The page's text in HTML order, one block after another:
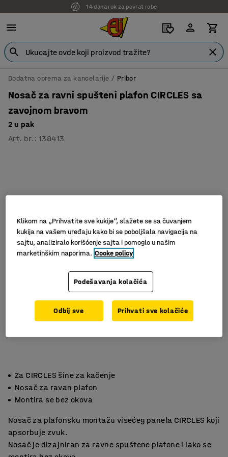
14 dana rok za povrat robe
Dodatna oprema za kancelarije Pribor
Nosač za ravni spušteni plafon CIRCLES sa
zavojnom bravom
2 u pak
Art. br. :138413
Za CIRCLES šine za kačenje
Nosač za ravan plafon
Montira se bez okova
Nosač za plafonsku montažu visećeg panela CIRCLES koji
apsorbuje zvuk.
Nosač je dizajniran za ravne spuštene plafone i lako se
Klikom na „Prihvatite sve kukije“, slažete se sa čuvanjem
kukija na vašem uređaju kako bi se poboljšala navigacija na
sajtu, analiziralo korišćenje sajta i pomoglo u našim
marketinškim naporima. Cooke policy
Podešavanja kolačića
Odbij sve Prihvati sve kolačiće